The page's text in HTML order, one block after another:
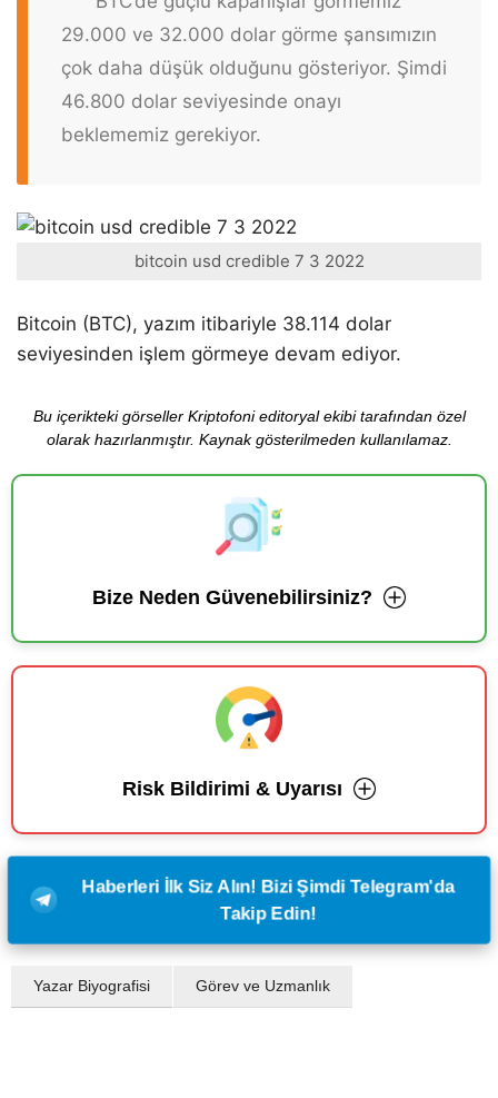
29.000 ve 32.000 dolar görme şansımızın
çok daha düşük olduğunu gösteriyor. Şimdi
46.800 dolar seviyesinde onayı
beklememiz gerekiyor.
bitcoin usd credible 7 3 2022
Bitcoin (BTC), yazım itibariyle 38.114 dolar
seviyesinden işlem görmeye devam ediyor.
Bu içerikteki görseller Kriptofoni editoryal ekibi tarafından özel
olarak hazırlanmıştır. Kaynak gösterilmeden kullanılamaz.
Bize Neden Güvenebilirsiniz?
Risk Bildirimi & Uyarısı
Haberleri İlk Siz Alın! Bizi Şimdi Telegram'da
Takip Edin!
Yazar Biyografisi Görev ve Uzmanlık